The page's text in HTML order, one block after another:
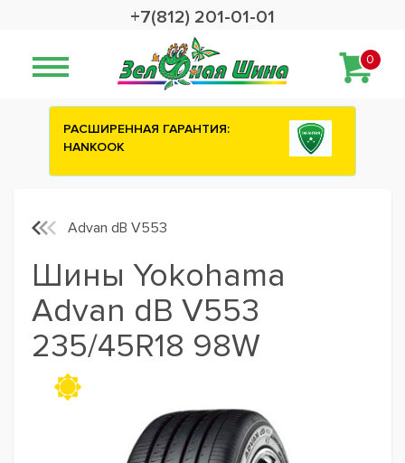
+7(812) 201-01-01
0
Сashback 2500 рублей на зимние
Advan dB V553
Шины Yokohama
Advan dB V553
235/45R18 98W